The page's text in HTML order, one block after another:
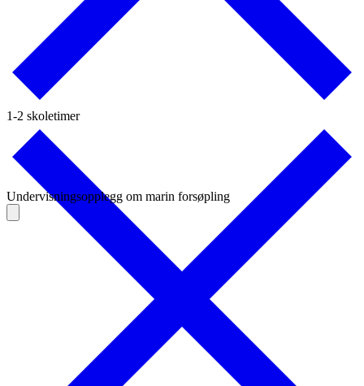
Undervisningsopplegg om marin forsøpling
1-2 skoletimer